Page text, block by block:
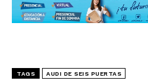
TAGS AUDI DE SEIS PUERTAS